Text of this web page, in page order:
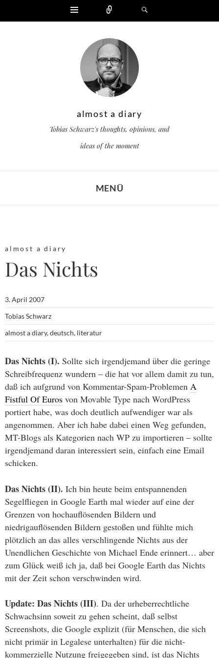
Widgets
almost a diary
Tobias Schwarz's thoughts, opinions, and
ideas of the moment
MENÜ
almost a diary
Das Nichts
3. April 2007
Tobias Schwarz
almost a diary,deutsch, literatur
Das Nichts (I). Sollte sich irgendjemand über die geringe
Schreibfrequenz wundern – die hat vor allem damit zu tun,
daß ich aufgrund von Kommentar-Spam-Problemen A
Fistful Of Euros von Movable Type nach WordPress
portiert habe, was doch deutlich aufwendiger war als
angenommen. Aber ich habe dabei einen Weg gefunden,
MT-Blogs als Kategorien nach WP zu importieren – sollte
irgendjemand daran interessiert sein, einfach eine Email
schicken.
Das Nichts (II). Ich bin heute beim entspannenden
Segelfliegen in Google Earth mal wieder auf eine der
Grenzen von hochauflösenden Bildern und
niedrigauflösenden Bildern gestoßen und fühlte mich
plötzlich an das alles verschlingende Nichts aus der
Unendlichen Geschichte von Michael Ende erinnert… aber
zum Glück weiß ich ja, daß bei Google Earth das Nichts
mit der Zeit schon verschwinden wird.
Update: Das Nichts (III). Da der urheberrechtliche
Schwachsinn soweit zu gehen scheint, daß selbst
Screenshots, die Google explizit (für Menschen, die sich
nicht primär in Legalese unterhalten) für die nicht-
kommerzielle Nutzung freigegeben sind, ist das Nichts